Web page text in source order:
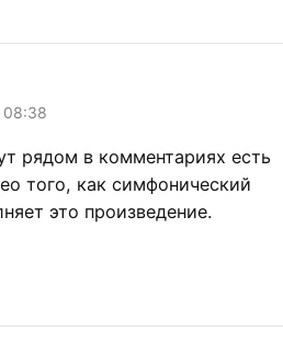
08:38
рядом в комментариях есть
того, как симфонический
это произведение.